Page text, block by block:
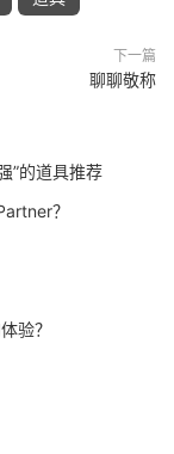
下一篇
聊聊敬称
”的道具推荐
？
验？